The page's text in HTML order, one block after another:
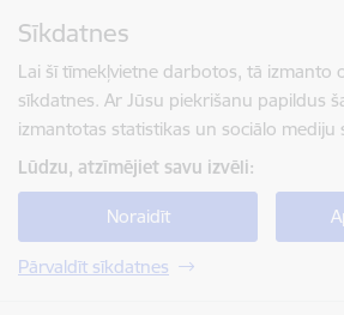
Sīkdatnes
Lai šī tīmekļvietne darbotos, tā izmanto
sīkdatnes. Ar Jūsu piekrišanu papildus
izmantotas statistikas un sociālo mediju
Lūdzu, atzīmējiet savu izvēli:
Noraidīt
Pārvaldīt sīkdatnes